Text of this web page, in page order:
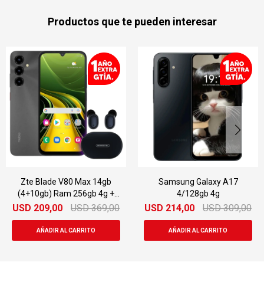
Productos que te pueden interesar
Max 14gb
256gb 4g +
USD 369,00
Samsung Galaxy A17
USD 214,00 USD 309,00
Samsung
USD